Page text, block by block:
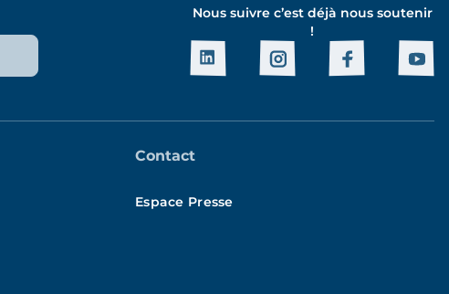
Nous suivre c’est déjà nous soutenir
!
Contact
Espace Presse